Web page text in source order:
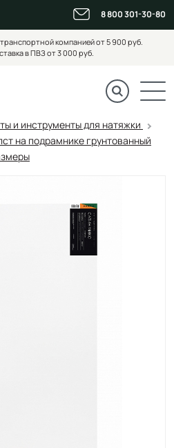
8 800 301-30-80
компанией от 5 900 руб.
в ПВЗ от 3 000 руб.
и инструменты для натяжки
на подрамнике грунтованный